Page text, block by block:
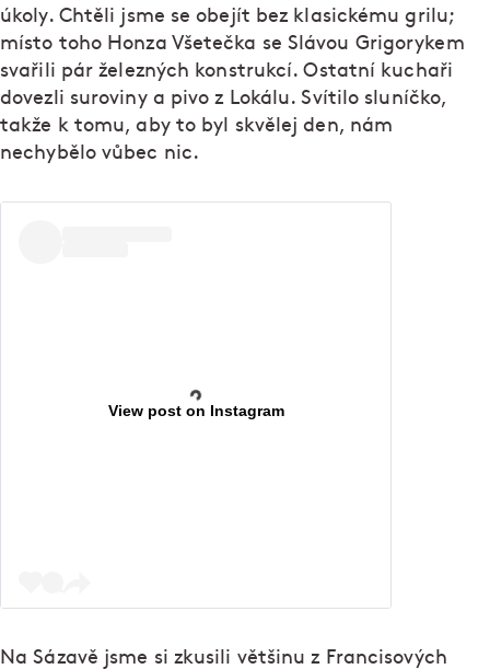
úkoly. Chtěli jsme se obejít bez klasickému grilu;
místo toho Honza Všetečka se Slávou Grigorykem
svařili pár železných konstrukcí. Ostatní kuchaři
dovezli suroviny a pivo z Lokálu. Svítilo sluníčko,
takže k tomu, aby to byl skvělej den, nám
nechybělo vůbec nic.
View post on Instagram
Na Sázavě jsme si zkusili většinu z Francisových